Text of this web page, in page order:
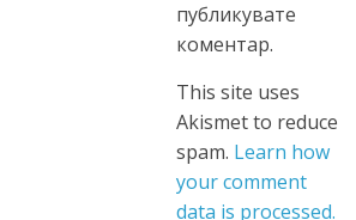
публикувате
коментар.
This site uses
Akismet to reduce
spam. Learn how
your comment
data is processed.